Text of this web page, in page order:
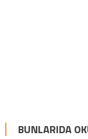
BUNLARIDA